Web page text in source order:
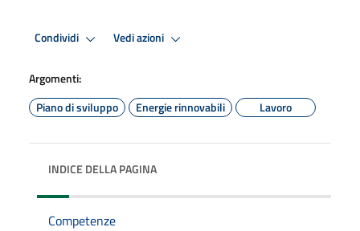
Condividi Vedi azioni
Argomenti:
Piano di sviluppo
Energie rinnovabili Lavoro
INDICE DELLA PAGINA
Competenze